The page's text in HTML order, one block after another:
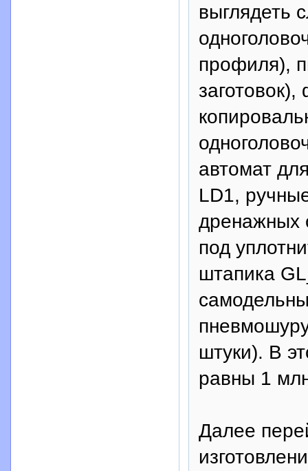
выглядеть
профиля),
автомат
LD1,
дренажных
под
штапика
штуки). В
равны 1
Далее